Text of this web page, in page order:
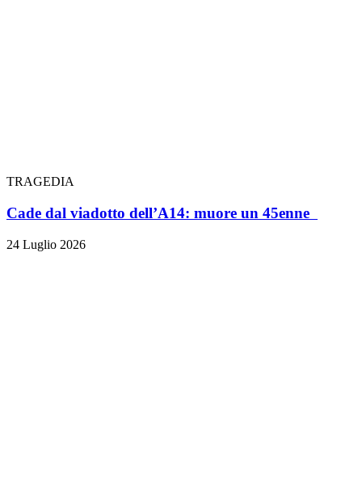
TRAGEDIA
Cade dal viadotto dell’A14: muore un 45enne
24 Luglio 2026